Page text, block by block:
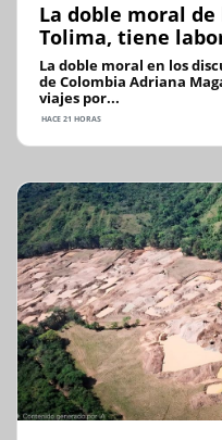
La doble moral
Tolima, tiene
La doble moral en los
de Colombia Adriana
viajes por...
HACE 21 HORAS